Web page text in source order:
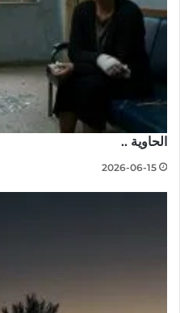
الحاوية ..
2026-06-15